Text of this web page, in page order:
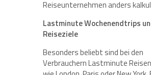
Reiseunternehmen anders
Lastminute Wochenendtrips
Reiseziele
Besonders beliebt sind bei den
Verbrauchern Lastminute